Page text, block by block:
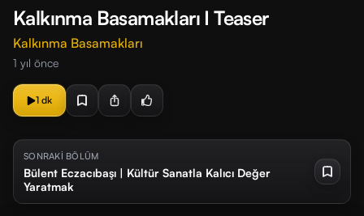
Kalkınma Basamakları I Teaser
Kalkınma Basamakları
1 yıl önce
1 dk
SONRAKİ BÖLÜM
Bülent Eczacıbaşı | Kültür Sanatla Kalıcı Değer
Yaratmak